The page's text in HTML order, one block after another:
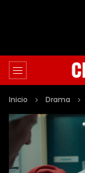
Inicio Drama